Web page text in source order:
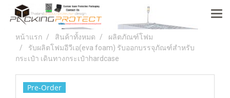
หน้าแรก สินค้าทั้งหมด
ผลิตภัณฑ์โฟม
รับผลิตโฟมอีวีเอ(eva foam) รับออกบรรจุภัณฑ์สำหรับ
กระเป๋า เดินทางกระเป๋าhardcase
Pre-Order